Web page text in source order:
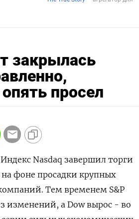
закрылась
просел
Nasdaq завершил торги
фоне просадки крупных
Тем временем ​S&P
‌изменений, а Dow вырос - ​во